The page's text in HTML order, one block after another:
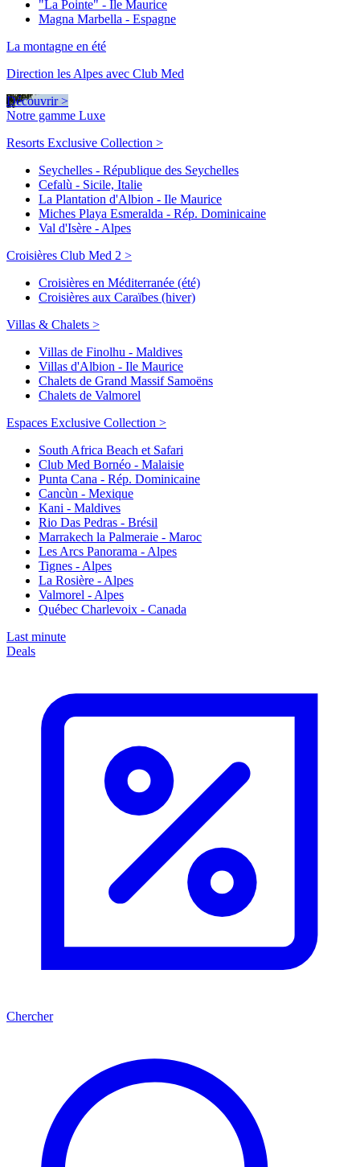
"La Pointe" - Ile Maurice
Magna Marbella - Espagne
La montagne en été
Direction les Alpes avec Club Med
Découvrir >
Notre gamme Luxe
Resorts Exclusive Collection >
Seychelles - République des Seychelles
Cefalù - Sicile, Italie
La Plantation d'Albion - Ile Maurice
Miches Playa Esmeralda - Rép. Dominicaine
Val d'Isère - Alpes
Croisières Club Med 2 >
Croisières en Méditerranée (été)
Croisières aux Caraïbes (hiver)
Villas & Chalets >
Villas de Finolhu - Maldives
Villas d'Albion - Ile Maurice
Chalets de Grand Massif Samoëns
Chalets de Valmorel
Espaces Exclusive Collection >
South Africa Beach et Safari
Club Med Bornéo - Malaisie
Punta Cana - Rép. Dominicaine
Cancùn - Mexique
Kani - Maldives
Rio Das Pedras - Brésil
Marrakech la Palmeraie - Maroc
Les Arcs Panorama - Alpes
Tignes - Alpes
La Rosière - Alpes
Valmorel - Alpes
Québec Charlevoix - Canada
Last minute
Deals
Chercher